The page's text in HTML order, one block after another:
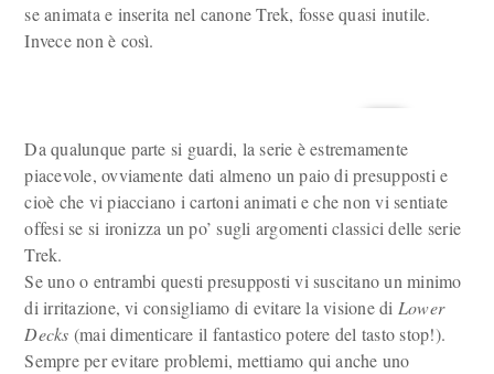
se animata e inserita nel canone Trek, fosse quasi inutile.
Invece non è così.
Da qualunque parte si guardi, la serie è estremamente
piacevole, ovviamente dati almeno un paio di presupposti e
cioè che vi piacciano i cartoni animati e che non vi sentiate
offesi se si ironizza un po’ sugli argomenti classici delle serie
Trek.
Se uno o entrambi questi presupposti vi suscitano un minimo
di irritazione, vi consigliamo di evitare la visione di Lower
Decks (mai dimenticare il fantastico potere del tasto stop!).
Sempre per evitare problemi, mettiamo qui anche uno